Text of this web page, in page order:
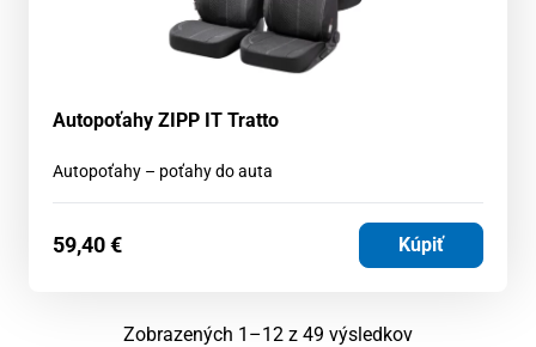
Autopoťahy ZIPP IT Tratto
Autopoťahy – poťahy do auta
59,40€ Kúpiť
Zobrazených 1–12 z 49 výsledkovZoradené